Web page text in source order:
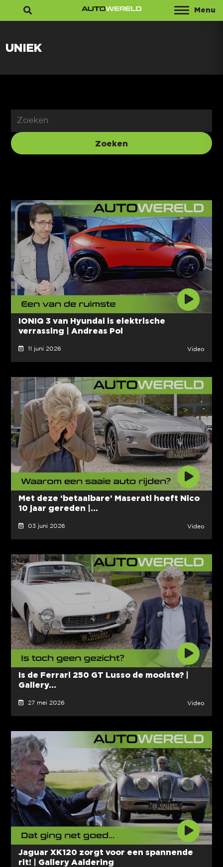
Menu
UNIEK
IONIQ 3 van Hyundai is elektrische
verrassing | Andreas Pol
11 juni 2026 Video
Met deze ‘betaalbare’ Maserati heeft Nico
10 jaar gereden |...
03 juni 2026 Video
Is de Ferrari 250 GT Lusso de mooiste? |
Gallery...
27 mei 2026 Video
Jaguar XK120 zorgt voor een spannende
rit! | Gallery Aaldering